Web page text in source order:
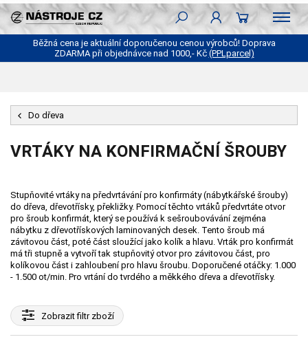
Běžná cena je aktuální doporučenou cenou výrobců! Doprava
ZDARMA při objednávce nad 1000,- Kč (PPLparcel)
Do dřeva
VRTÁKY NA KONFIRMAČNÍ ŠROUBY
Stupňovité vrtáky na předvrtávání pro konfirmáty (nábytkářské šrouby)
do dřeva, dřevotřísky, překližky. Pomocí těchto vrtáků předvrtáte otvor
pro šroub konfirmát, který se používá k sešroubovávání zejména
nábytku z dřevotřískových laminovaných desek. Tento šroub má
závitovou část, poté část sloužící jako kolík a hlavu. Vrták pro konfirmát
má tři stupně a vytvoří tak stupňovitý otvor pro závitovou část, pro
kolíkovou část i zahloubení pro hlavu šroubu. Doporučené otáčky: 1.000
- 1.500 ot/min. Pro vrtání do tvrdého a měkkého dřeva a dřevotřísky.
Zobrazitfiltr zboží